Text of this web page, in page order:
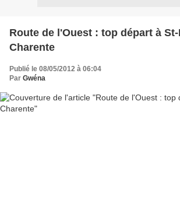
Route de l'Ouest : top départ à
Charente
Publié le 08/05/2012 à 06:04
Par Gwéna